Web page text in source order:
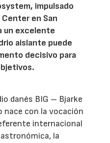
impulsado
Center en San
un excelente
aislante puede
decisivo para
danés BIG – Bjarke
nace con la vocación
internacional
la